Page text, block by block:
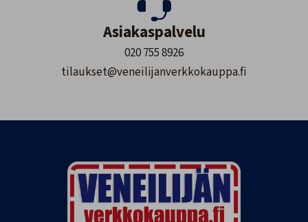
Asiakaspalvelu
020 755 8926
tilaukset@veneilijanverkkokauppa.fi